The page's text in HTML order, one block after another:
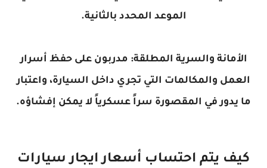
الموعد المحدد بالثانية.
الأمانة والسرية المطلقة: مدربون على حفظ أسرار
العمل والمكالمات التي تجري داخل السيارة، واعتبار
ما يدور في المقصورة سراً عسكرياً لا يمكن إفشاؤه.
كيف يتم احتساب أسعار ايجار سيارات